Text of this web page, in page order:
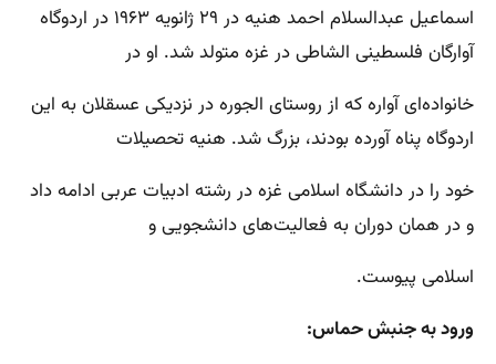
اسماعیل عبدالسلام احمد هنیه در ۲۹ ژانویه ۱۹۶۳ در اردوگاه
آوارگان فلسطینی الشاطی در غزه متولد شد. او در
خانواده‌ای آواره که از روستای الجوره در نزدیکی عسقلان به این
اردوگاه پناه آورده بودند، بزرگ شد. هنیه تحصیلات
خود را در دانشگاه اسلامی غزه در رشته ادبیات عربی ادامه داد
و در همان دوران به فعالیت‌های دانشجویی و
اسلامی پیوست.
ورود به جنبش حماس: